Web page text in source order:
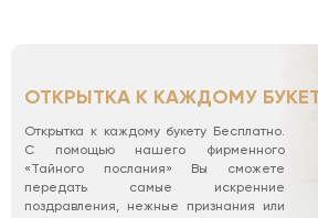
ОТКРЫТКА К КАЖДОМУ
Открытка к каждому букету Бесплатно.
С помощью нашего фирменного
«Тайного послания» Вы сможете
передать самые искренние
поздравления, нежные признания или